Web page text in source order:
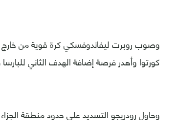
وصوب روبرت ليفاندوفسكي كرة قوية من خارج
كورتوا وأهدر فرصة إضافة الهدف الثاني للبارسا
وحاول رودريجو التسديد على حدود منطقة